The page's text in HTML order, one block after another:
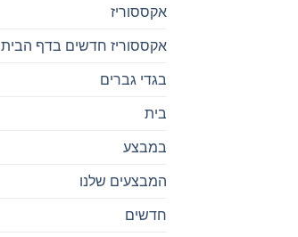
אקססוריז
אקססוריז חדשים בדף הבית
בגדי גברים
בית
במבצע
המבצעים שלנו
חדשים